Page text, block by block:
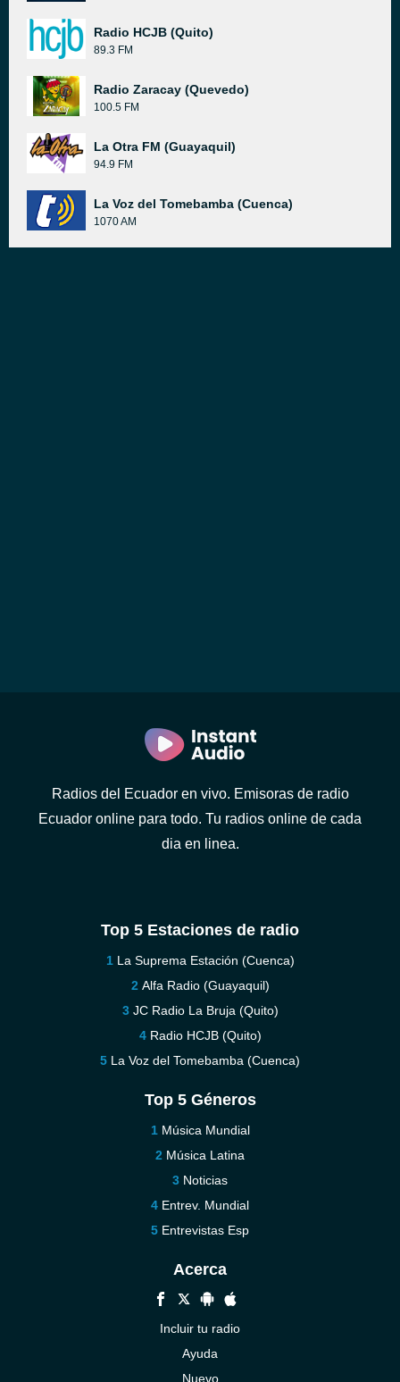
Radio HCJB (Quito)
89.3 FM
Radio Zaracay (Quevedo)
100.5 FM
La Otra FM (Guayaquil)
94.9 FM
La Voz del Tomebamba (Cuenca)
1070 AM
Radios del Ecuador en vivo. Emisoras de radio
Ecuador online para todo. Tu radios online de cada
dia en linea.
Top 5 Estaciones de radio
La Suprema Estación (Cuenca)
Alfa Radio (Guayaquil)
JC Radio La Bruja (Quito)
Radio HCJB (Quito)
La Voz del Tomebamba (Cuenca)
Top 5 Géneros
Música Mundial
Música Latina
Noticias
Entrev. Mundial
Entrevistas Esp
Acerca
Incluir tu radio
Ayuda
Nuevo